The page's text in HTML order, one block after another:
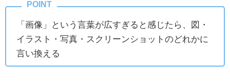
「画像」という言葉が広すぎると感じたら、図・
イラスト・写真・スクリーンショットのどれかに
言い換える